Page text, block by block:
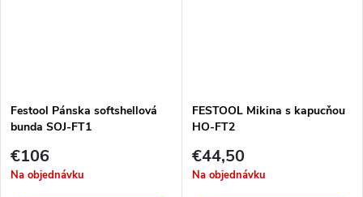
Festool Pánska softshellová
bunda SOJ-FT1
€106
Na objednávku
FESTOOL Mikina s kapucňou
HO-FT2
€44,50
Na objednávku